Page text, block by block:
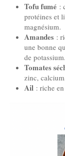
Tofu fumé :
protéines et
magnésium.
Amandes :
une bonne
de potassium.
Tomates
zinc,
Ail : riche